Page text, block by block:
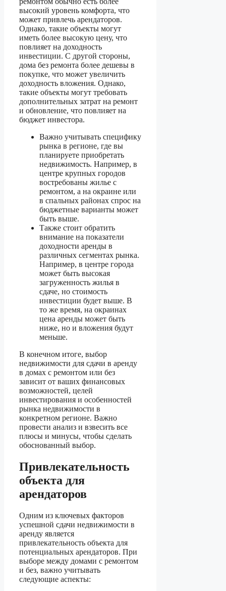
высокий уровень комфорта, что
может привлечь арендаторов.
Однако, такие объекты могут
иметь более высокую цену, что
повлияет на доходность
инвестиции. С другой стороны,
дома без ремонта более дешевы в
покупке, что может увеличить
доходность вложения. Однако,
такие объекты могут требовать
дополнительных затрат на ремонт
и обновление, что повлияет на
бюджет инвестора.
Важно учитывать специфику
рынка в регионе, где вы
планируете приобретать
недвижимость. Например, в
центре крупных городов
востребованы жилье с
ремонтом, а на окраине или
в спальных районах спрос на
бюджетные варианты может
быть выше.
Также стоит обратить
внимание на показатели
доходности аренды в
различных сегментах рынка.
Например, в центре города
может быть высокая
загруженность жилья в
сдаче, но стоимость
инвестиции будет выше. В
то же время, на окраинах
цена аренды может быть
ниже, но и вложения будут
меньше.
В конечном итоге, выбор
недвижимости для сдачи в аренду
в домах с ремонтом или без
зависит от ваших финансовых
возможностей, целей
инвестирования и особенностей
рынка недвижимости в
конкретном регионе. Важно
провести анализ и взвесить все
плюсы и минусы, чтобы сделать
обоснованный выбор.
Привлекательность
объекта для
арендаторов
Одним из ключевых факторов
успешной сдачи недвижимости в
аренду является
привлекательность объекта для
потенциальных арендаторов. При
выборе между домами с ремонтом
и без, важно учитывать
следующие аспекты: